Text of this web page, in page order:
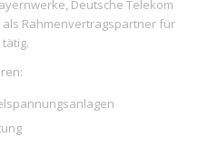
Deutsche Telekom
Rahmenvertragspartner für